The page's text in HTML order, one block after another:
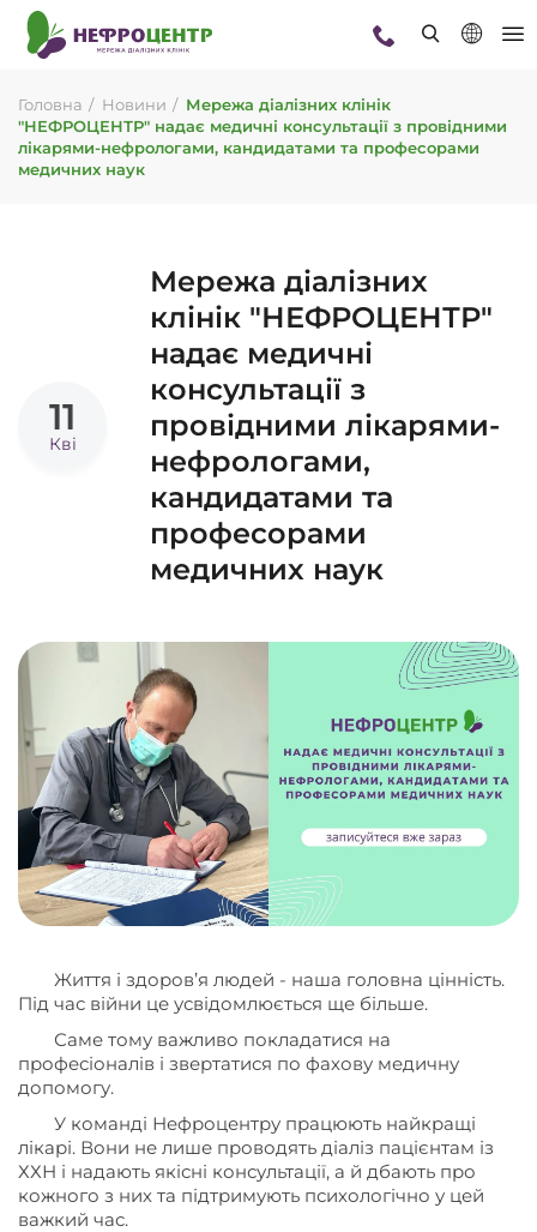
Головна Новини
Мережа діалізних клінік
"НЕФРОЦЕНТР" надає медичні консультації з провідними
лікарями-нефрологами, кандидатами та професорами
медичних наук
11
Кві
Мережа діалізних
клінік "НЕФРОЦЕНТР"
надає медичні
консультації з
провідними лікарями-
нефрологами,
кандидатами та
професорами
медичних наук
Життя і здоров’я людей - наша головна цінність.
Під час війни це усвідомлюється ще більше.
Саме тому важливо покладатися на
професіоналів і звертатися по фахову медичну
допомогу.
У команді Нефроцентру працюють найкращі
лікарі. Вони не лише проводять діаліз пацієнтам із
ХХН і надають якісні консультації, а й дбають про
кожного з них та підтримують психологічно у цей
важкий час.